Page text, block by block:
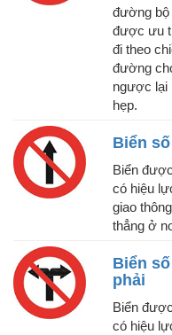
đường
được ưu
đi theo
đường
ngược lại
hẹp.
Biển
Biển
có hiệu
giao
thẳng ở
Biển
phải
Biển
có hiệu